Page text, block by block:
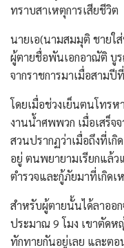
ทราบสาเหตุการเสียชีวิต
นายเอ(นามสมมุติ ชายใส่
ผู้ตายชื่อพันเอกอาณัติ บู
จากราชการมาเมื่อสามปี
โดยเมื่อช่วงเย็นตนโทรห
งานน้ำศพพวก เมื่อเสร็จ
สวนปรากฏว่าเมื่อถึงที่เ
อยู่ ตนพยายามเรียกแล้ว
ตำรวจและกู้ภัยมาที่เกิดเ
สำหรับผู้ตายนั้นได้ลาออก
ประมาณ 9 โมง เขาตัดห
ทักทายกันอยู่เลย และตอ